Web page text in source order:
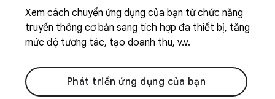
Xem cách chuyển ứng dụng của bạn từ chức năng
truyền thông cơ bản sang tích hợp đa thiết bị, tăng
mức độ tương tác, tạo doanh thu, v.v.
Phát triển ứng dụng của bạn